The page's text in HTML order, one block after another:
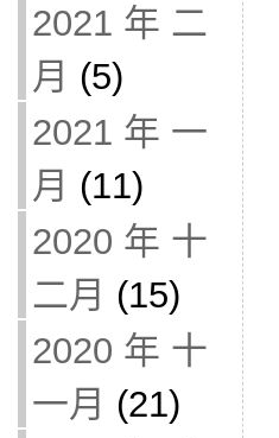
2021 年 二
月 (5)
2021 年 一
月 (11)
2020 年 十
二月 (15)
2020 年 十
一月 (21)